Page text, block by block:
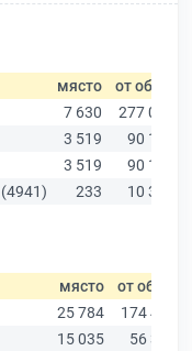
място от общо
7 630
277 019
3 519
90 178
3 519
90 178
233 10 330
място от общо
25 784
174 403
15 035
56 378